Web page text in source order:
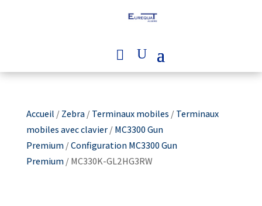
Accueil /Zebra/Terminaux mobiles /Terminaux
mobiles avec clavier/MC3300 Gun
Premium/Configuration MC3300 Gun
Premium/ MC330K-GL2HG3RW